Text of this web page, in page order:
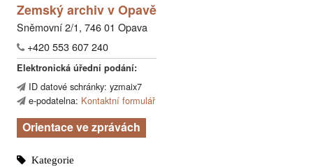
Zemský archiv v Opavě
Sněmovní 2/1, 746 01 Opava
+420 553 607 240
Elektronická úřední podání:
ID datové schránky: yzmaix7
e-podatelna: Kontaktní formulář
Orientace ve zprávách